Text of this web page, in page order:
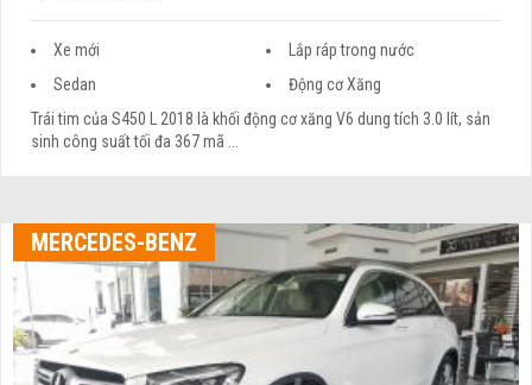
Xe mới
Lắp ráp trong nước
Sedan
Động cơ Xăng
Trái tim của S450 L 2018 là khối động cơ xăng V6 dung tích 3.0 lít, sản
sinh công suất tối đa 367 mã ...
MERCEDES-BENZ